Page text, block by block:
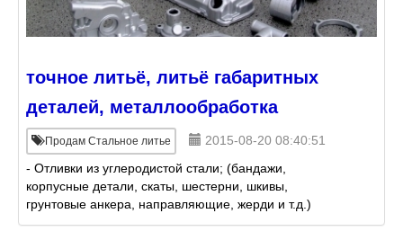
точное литьё, литьё габаритных
деталей, металлообработка
Продам Стальное литье
2015-08-20 08:40:51
- Отливки из углеродистой стали; (бандажи,
корпусные детали, скаты, шестерни, шкивы,
грунтовые анкера, направляющие, жерди и т.д.)
-Отливки из высоколегированных (хромоникелевых)